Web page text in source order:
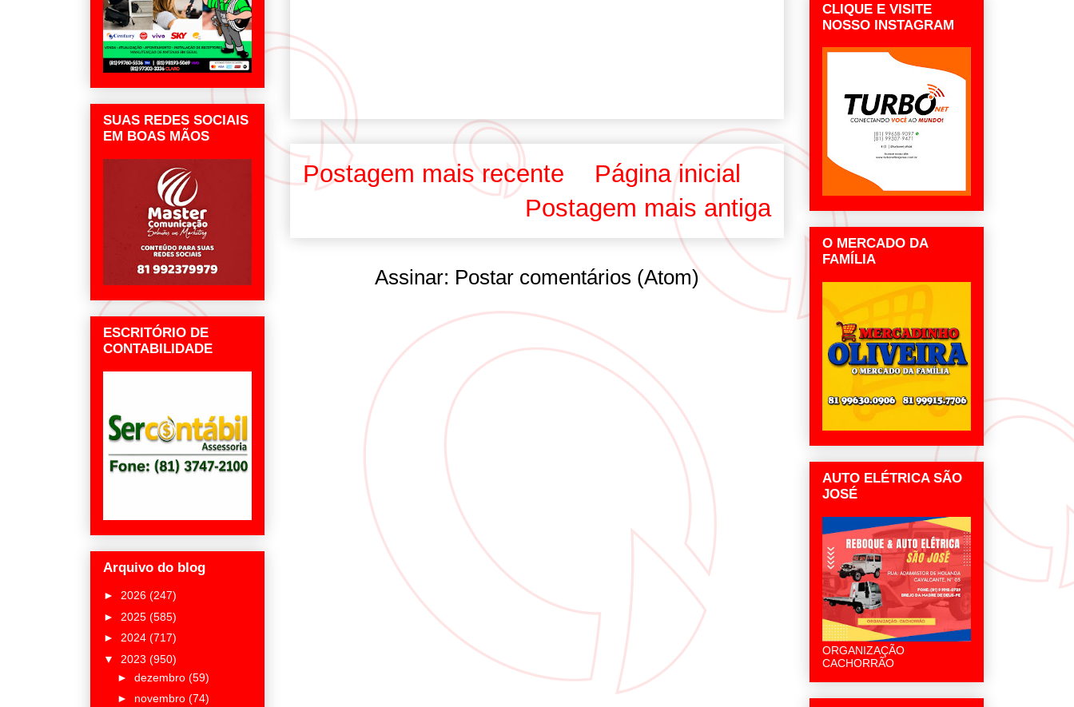
Postagem mais recente
Postagem mais antiga
Página inicial
Assinar: Postar comentários (Atom)
SUAS REDES SOCIAIS
EM BOAS MÃOS
ESCRITÓRIO DE
CONTABILIDADE
Arquivo do blog
► 2026 (247)
► 2025 (585)
► 2024 (717)
▼ 2023 (950)
► dezembro (59)
► novembro (74)
CLIQUE E VISITE
NOSSO INSTAGRAM
O MERCADO DA
FAMÍLIA
AUTO ELÉTRICA SÃO
JOSÉ
ORGANIZAÇÃO
CACHORRÃO